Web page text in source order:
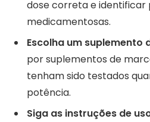
dose correta e identificar
medicamentosas.
Escolha um suplemento
por suplementos de
tenham sido testados
potência.
Siga as instruções de